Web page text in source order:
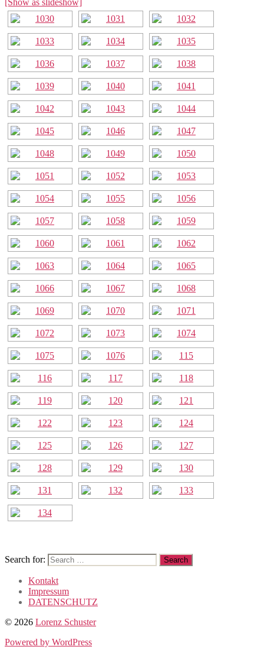
Search for:
Kontakt
Impressum
DATENSCHUTZ
© 2026 Lorenz Schuster
Powered by WordPress